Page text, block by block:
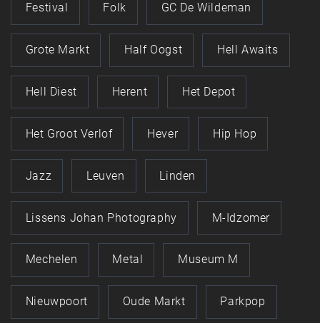
Festival Folk GC De Wildeman
Grote Markt Half Oogst Hell Awaits
Hell Diest Herent Het Depot
Het Groot Verlof Hever Hip Hop
Jazz Leuven Linden
Lissens Johan Photography M-Idzomer
Mechelen Metal Museum M
Nieuwpoort Oude Markt Parkpop